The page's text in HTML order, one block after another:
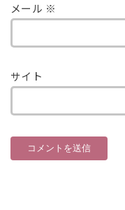
メール ※
サイト